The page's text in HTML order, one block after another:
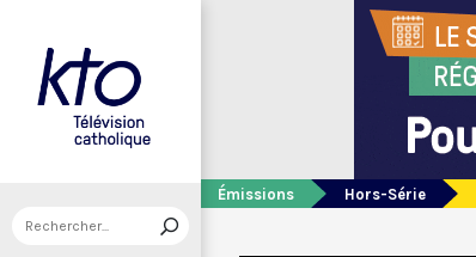
Émissions Hors-Série